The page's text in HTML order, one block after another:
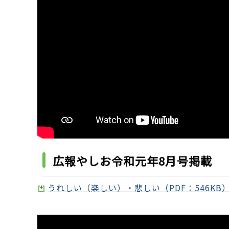
広報やしお令和元年8月号掲載
うれしい（楽しい）・悲しい（PDF：546KB